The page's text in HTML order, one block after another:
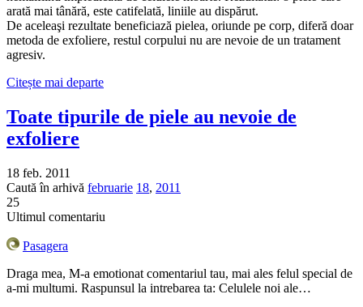
arată mai tânără, este catifelată, liniile au dispărut.
De aceleaşi rezultate beneficiază pielea, oriunde pe corp, diferă doar
metoda de exfoliere, restul corpului nu are nevoie de un tratament
agresiv.
Citește mai departe
Toate tipurile de piele au nevoie de
exfoliere
18 feb. 2011
Caută în arhivă februarie 18, 2011
25
Ultimul comentariu
Pasagera
Draga mea, M-a emotionat comentariul tau, mai ales felul special de
a-mi multumi. Raspunsul la intrebarea ta: Celulele noi ale…